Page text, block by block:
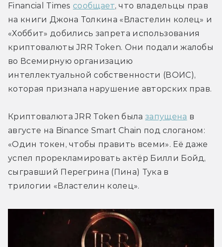
Financial Times сообщает, что владельцы прав
на книги Джона Толкина «Властелин колец» и
«Хоббит» добились запрета использования
криптовалюты JRR Token. Они подали жалобы
во Всемирную организацию
интеллектуальной собственности (ВОИС),
которая признала нарушение авторских прав.
Криптовалюта JRR Token была запущена в
августе на Binance Smart Chain под слоганом:
«Один токен, чтобы править всеми». Её даже
успел прорекламировать актёр Билли Бойд,
сыгравший Перегрина (Пина) Тука в
трилогии «Властелин колец».